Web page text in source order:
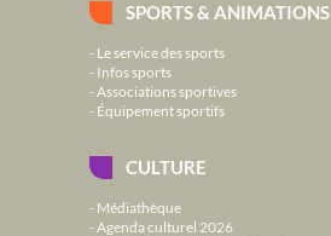
SPORTS & ANIMATIONS
Le service des sports
Infos sports
Associations sportives
Équipement sportifs
CULTURE
Médiathèque
Agenda culturel 2026